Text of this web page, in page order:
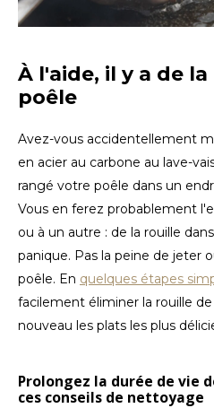
À l'aide, il y a de
poêle
Avez-vous accidentellement
en acier au carbone au lave-
rangé votre poêle dans un
Vous en ferez probablement
ou à un autre : de la rouille
panique. Pas la peine de jeter
poêle. En quelques étapes
facilement éliminer la rouille
nouveau les plats les plus
Prolongez la durée de vie
ces conseils de nettoyage